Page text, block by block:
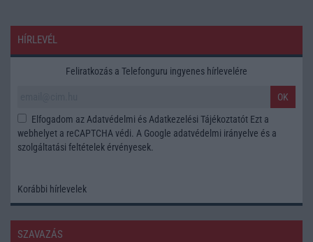
HÍRLEVÉL
Feliratkozás a Telefonguru ingyenes hírlevelére
OK
Elfogadom az Adatvédelmi és Adatkezelési Tájékoztatót Ezt a
webhelyet a reCAPTCHA védi. A Google adatvédelmi irányelve és a
szolgáltatási feltételek érvényesek.
Korábbi hírlevelek
SZAVAZÁS